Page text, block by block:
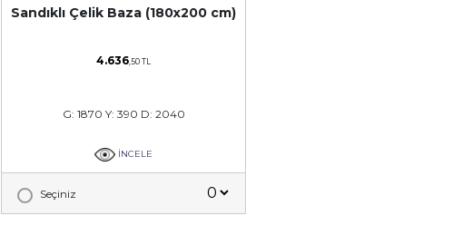
Sandıklı Çelik Baza (180x200 cm)
4.636,50 TL
G: 1870 Y: 390 D: 2040
İNCELE
Seçiniz